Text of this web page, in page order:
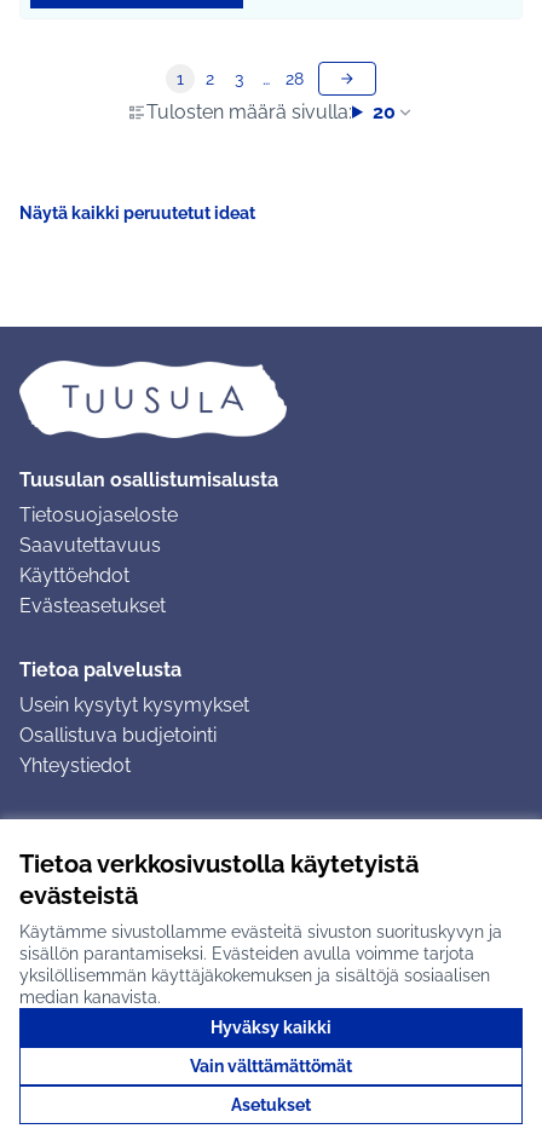
Tietoa verkkosivustolla käytetyistä
evästeistä
Käytämme sivustollamme evästeitä sivuston suorituskyvyn ja
sisällön parantamiseksi. Evästeiden avulla voimme tarjota
yksilöllisemmän käyttäjäkokemuksen ja sisältöjä sosiaalisen
median kanavista.
Hyväksy kaikki
Vain välttämättömät
Asetukset
Tulosten määrä sivulla: 20
1 2 3 … 28
Näytä kaikki peruutetut ideat
Tuusulan osallistumisalusta
Tietosuojaseloste
Saavutettavuus
Käyttöehdot
Evästeasetukset
Tietoa palvelusta
Usein kysytyt kysymykset
Osallistuva budjetointi
Yhteystiedot
Ohjeet kirjautumiseen
Ohjeet kommentin jättämiseen
Creative Commons -lisenssi
(Ulkoinen linkki)Verkkosivusto luotuvapaan ohjelmiston
Tuusulan osallistumisalusta X-palvelussa
(Ulkoinen linkki)